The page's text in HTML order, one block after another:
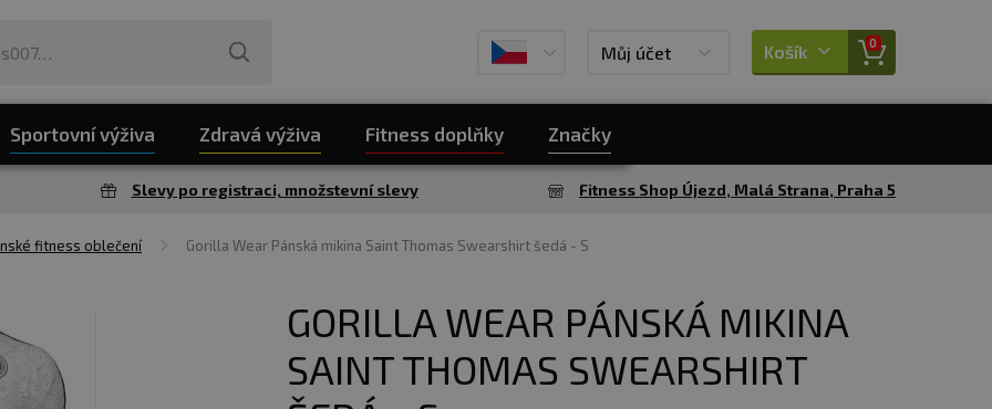
Můj účet Košík 0
Sportovní výživa Zdravá výživa Fitness doplňky Značky
Slevy po registraci, množstevní slevy Fitness Shop Újezd, Malá Strana, Praha 5
fitness oblečení Gorilla Wear Pánská mikina Saint Thomas Swearshirt šedá - S
GORILLA WEAR PÁNSKÁ MIKINA
SAINT THOMAS SWEARSHIRT